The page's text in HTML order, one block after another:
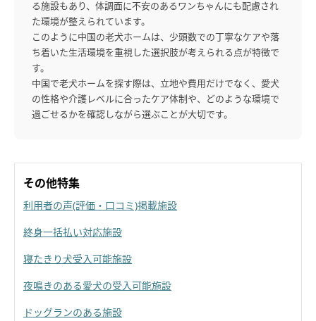
る施設もあり、体調面に不安のあるワンちゃんにも配慮され
た環境が整えられています。
このように中国の老犬ホームは、少頭数での丁寧なケアや落
ち着いた生活環境を重視した選択肢が考えられる点が特徴で
す。
中国で老犬ホームを探す際は、立地や費用だけでなく、愛犬
の性格や介護レベルに合ったケア体制や、どのような環境で
過ごせるかを確認しながら選ぶことが大切です。
その他特集
利用者の声(評価・口コミ)掲載施設
終身一括払い対応施設
寝たきり犬受入可能施設
夜鳴きのある愛犬の受入可能施設
ドッグランのある施設